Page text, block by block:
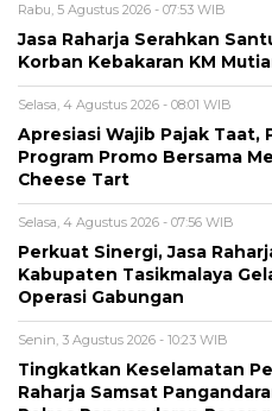
Rabu, 5 Agustus 2026 - 07:53 WIB
Jasa Raharja Serahkan
Korban Kebakaran KM
Selasa, 4 Agustus 2026 - 08:01 WIB
Apresiasi Wajib Pajak Taat,
Program Promo Bersama
Cheese Tart
Selasa, 4 Agustus 2026 - 07:56 WIB
Perkuat Sinergi, Jasa
Kabupaten Tasikmalaya
Operasi Gabungan
Senin, 3 Agustus 2026 - 10:23 WIB
Tingkatkan Keselamatan
Raharja Samsat